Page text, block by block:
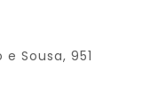
Sousa, 951